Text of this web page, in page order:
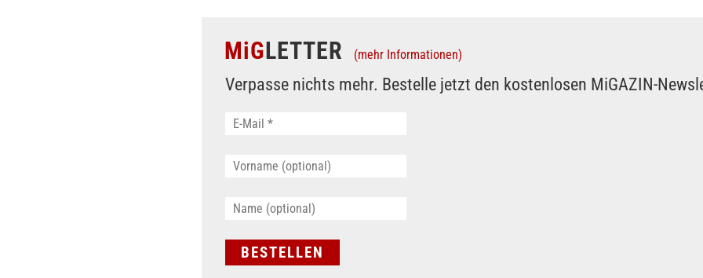
MiGLETTER (mehr Informationen)
Verpasse nichts mehr. Bestelle jetzt den kostenlosen MiGAZIN-